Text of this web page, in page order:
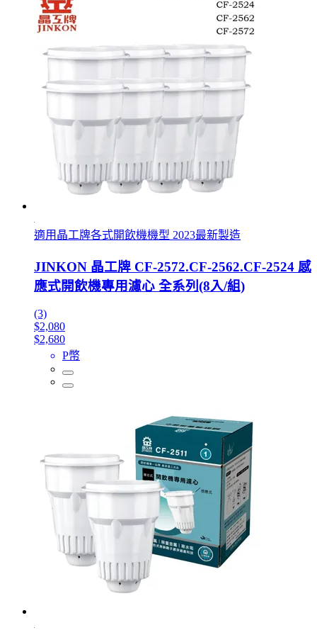
適用晶工牌各式開飲機機型 2023最新製造
JINKON 晶工牌 CF-2572.CF-2562.CF-2524 感
應式開飲機專用濾心 全系列(8入/組)
(3)
$2,080
$2,680
P幣